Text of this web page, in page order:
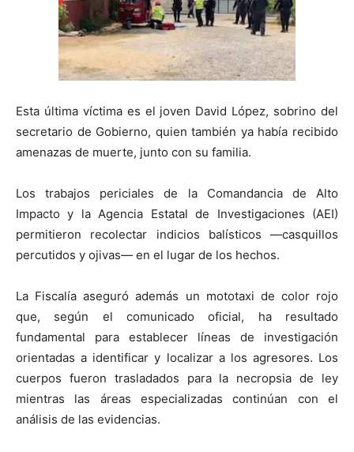
Esta última víctima es el joven David López, sobrino del
secretario de Gobierno, quien también ya había recibido
amenazas de muerte, junto con su familia.
Los trabajos periciales de la Comandancia de Alto
Impacto y la Agencia Estatal de Investigaciones (AEI)
permitieron recolectar indicios balísticos —casquillos
percutidos y ojivas— en el lugar de los hechos.
La Fiscalía aseguró además un mototaxi de color rojo
que, según el comunicado oficial, ha resultado
fundamental para establecer líneas de investigación
orientadas a identificar y localizar a los agresores. Los
cuerpos fueron trasladados para la necropsia de ley
mientras las áreas especializadas continúan con el
análisis de las evidencias.